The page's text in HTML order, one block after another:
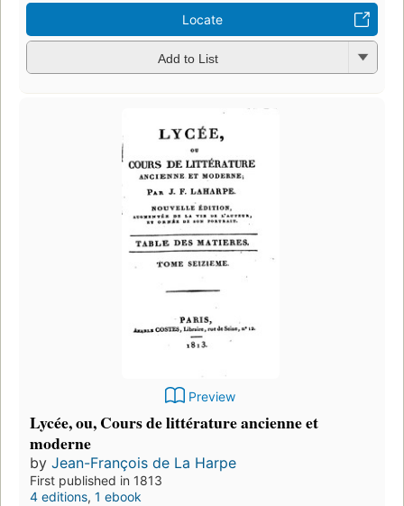
Locate
Add to List
Preview
Lycée, ou, Cours de littérature ancienne et
moderne
by Jean-François de La Harpe
First published in 1813
4 editions, 1 ebook